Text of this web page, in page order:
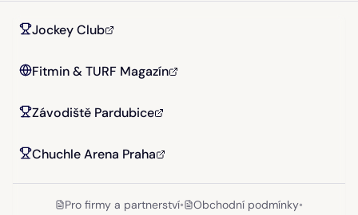
Jockey Club
Fitmin & TURF Magazín
Závodiště Pardubice
Chuchle Arena Praha
Pro firmy a partnerství• Obchodní podmínky•